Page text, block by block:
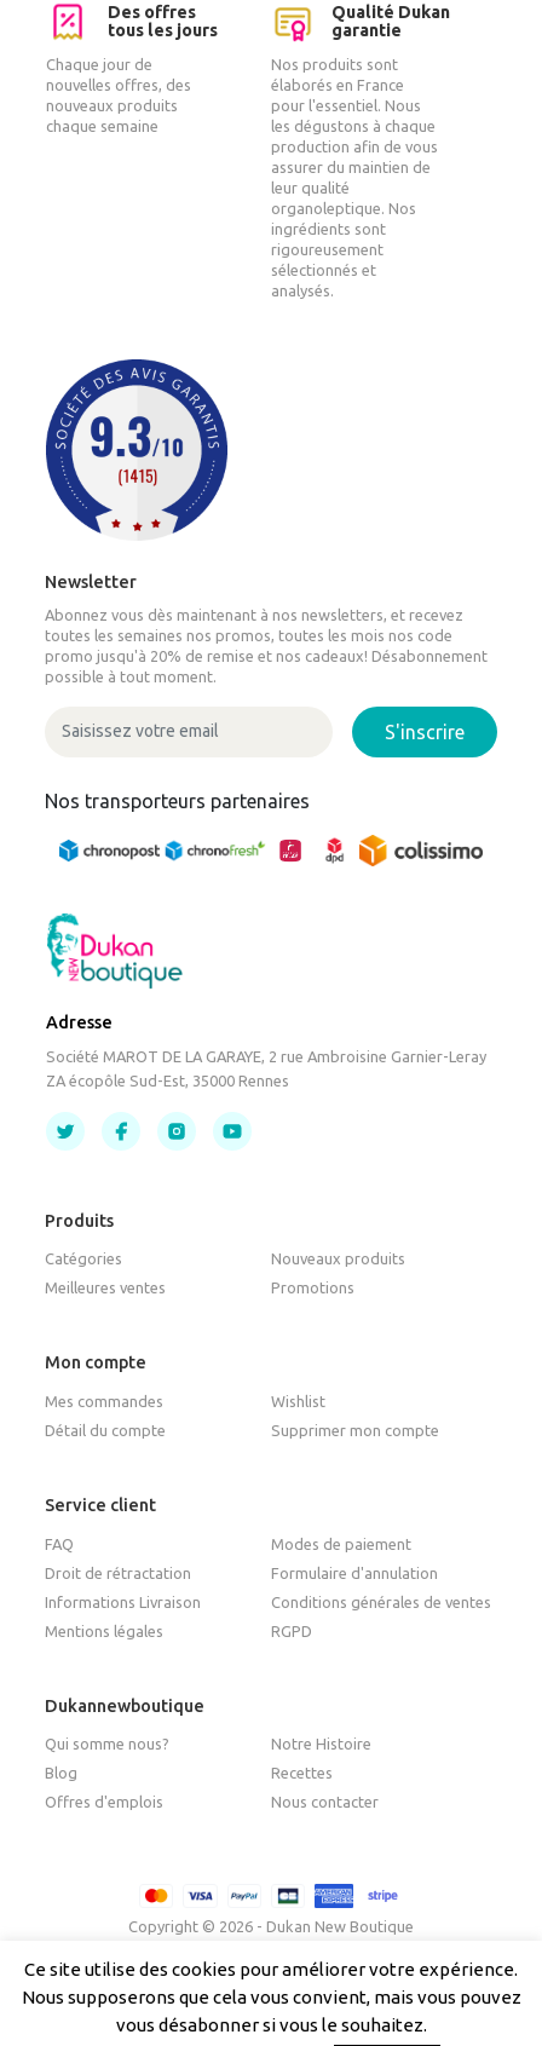
Des offres
tous les jours
Chaque jour de
nouvelles offres, des
nouveaux produits
chaque semaine
Qualité Dukan
garantie
Nos produits sont
élaborés en France
pour l'essentiel. Nous
les dégustons à chaque
production afin de vous
assurer du maintien de
leur qualité
organoleptique. Nos
ingrédients sont
rigoureusement
sélectionnés et
analysés.
Newsletter
Abonnez vous dès maintenant à nos newsletters, et recevez
toutes les semaines nos promos, toutes les mois nos code
promo jusqu'à 20% de remise et nos cadeaux! Désabonnement
possible à tout moment.
S'inscrire
Nos transporteurs partenaires
Adresse
Société MAROT DE LA GARAYE, 2 rue Ambroisine Garnier-Leray
ZA écopôle Sud-Est, 35000 Rennes
Produits
Catégories
Nouveaux produits
Meilleures ventes
Promotions
Mon compte
Mes commandes
Wishlist
Détail du compte
Supprimer mon compte
Service client
FAQ
Modes de paiement
Droit de rétractation
Formulaire d'annulation
Informations Livraison
Conditions générales de ventes
Mentions légales
RGPD
Dukannewboutique
Qui somme nous?
Notre Histoire
Blog
Recettes
Offres d'emplois
Nous contacter
Copyright © 2026 - Dukan New Boutique
Ce site utilise des cookies pour améliorer votre expérience.
Nous supposerons que cela vous convient, mais vous pouvez
vous désabonner si vous le souhaitez.
Français Italiano (Italien) English(Anglais)
Espagnol)